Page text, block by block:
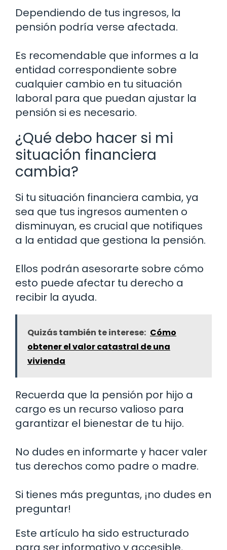
Dependiendo de tus ingresos, la
pensión podría verse afectada.
Es recomendable que informes a la
entidad correspondiente sobre
cualquier cambio en tu situación
laboral para que puedan ajustar la
pensión si es necesario.
¿Qué debo hacer si mi
situación financiera
cambia?
Si tu situación financiera cambia, ya
sea que tus ingresos aumenten o
disminuyan, es crucial que notifiques
a la entidad que gestiona la pensión.
Ellos podrán asesorarte sobre cómo
esto puede afectar tu derecho a
recibir la ayuda.
Quizás también te interese: Cómo
obtener el valor catastral de una
vivienda
Recuerda que la pensión por hijo a
cargo es un recurso valioso para
garantizar el bienestar de tu hijo.
No dudes en informarte y hacer valer
tus derechos como padre o madre.
Si tienes más preguntas, ¡no dudes en
preguntar!
Este artículo ha sido estructurado